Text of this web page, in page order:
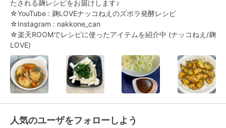
たされる麹レシピをお届けします♪
☆YouTube : 麹LOVEナッコねえのズボラ発酵レシピ
☆Instagram : nakkone_can
☆楽天ROOMでレシピに使ったアイテムを紹介中 (ナッコねえ/麹
LOVE)
人気のユーザをフォローしよう